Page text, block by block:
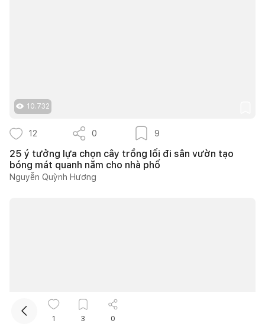
10.732
12 0 9
25 ý tưởng lựa chọn cây trồng lối đi sân vườn tạo
bóng mát quanh năm cho nhà phố
Nguyễn Quỳnh Hương
1
3 0